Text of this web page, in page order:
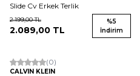
Slide Cv Erkek Terlik
2.199,00TL
2.089,00 TL
%5
İndirim
(0)
CALVIN KLEIN